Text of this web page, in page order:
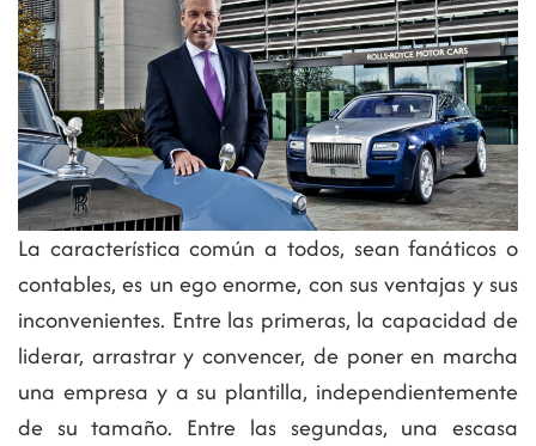
La característica común a todos, sean fanáticos o
contables, es un ego enorme, con sus ventajas y sus
inconvenientes. Entre las primeras, la capacidad de
liderar, arrastrar y convencer, de poner en marcha
una empresa y a su plantilla, independientemente
de su tamaño. Entre las segundas, una escasa